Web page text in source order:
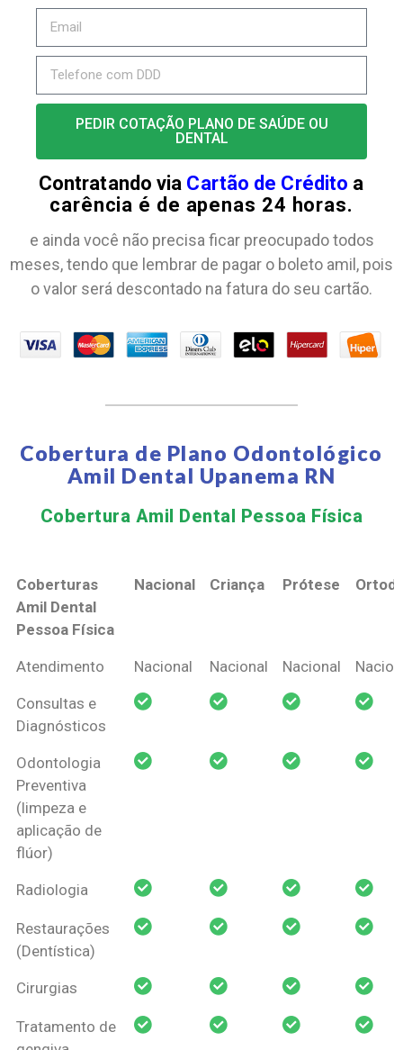
PEDIR COTAÇÃO PLANO DE SAÚDE OU
DENTAL
Contratando via Cartão de Crédito a
carência é de apenas 24 horas.
e ainda você não precisa ficar preocupado todos
meses, tendo que lembrar de pagar o boleto amil, pois
o valor será descontado na fatura do seu cartão.
Cobertura de Plano Odontológico
Amil Dental Upanema RN
Cobertura Amil Dental Pessoa Física​
Coberturas
Amil Dental
Pessoa Física
Nacional Criança Prótese
Coberturas
Pessoa Física
Nacional Criança Prótese
Atendimento Nacional Nacional Nacional
Consultas e
Diagnósticos
Odontologia
Preventiva
(limpeza e
aplicação de
flúor)
Radiologia
Restaurações
(Dentística)
Cirurgias
Tratamento de